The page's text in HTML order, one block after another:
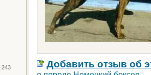
243 Добавить отзыв об